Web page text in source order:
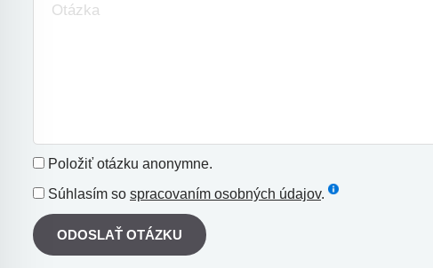
Položiť otázku anonymne.
Súhlasím so spracovaním osobných údajov.
ODOSLAŤ OTÁZKU